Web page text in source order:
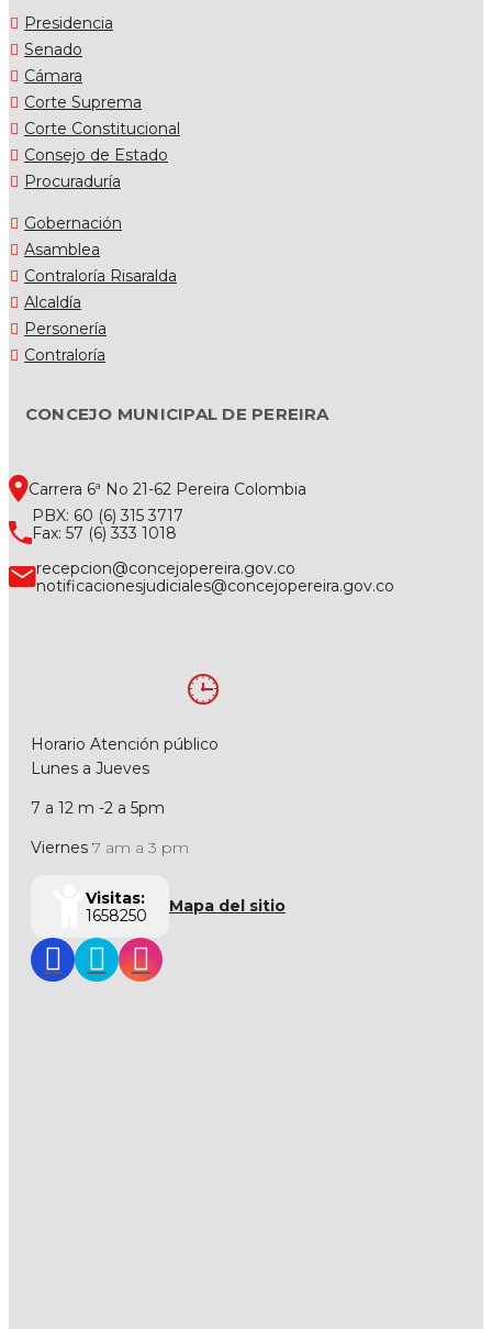
Presidencia
Senado
Cámara
Corte Suprema
Corte Constitucional
Consejo de Estado
Procuraduría
Gobernación
Asamblea
Contraloría Risaralda
Alcaldía
Personería
Contraloría
CONCEJO MUNICIPAL DE PEREIRA
Carrera 6ª No 21-62 Pereira Colombia
PBX: 60 (6) 315 3717
Fax: 57 (6) 333 1018
recepcion@concejopereira.gov.co
notificacionesjudiciales@concejopereira.gov.co
Horario Atención público
Lunes a Jueves
7 a 12 m -2 a 5pm
Viernes 7 am a 3 pm
Visitas:
1658250
Mapa del sitio